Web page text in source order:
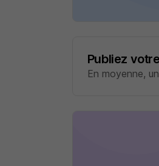
Publiez
En moyenne,